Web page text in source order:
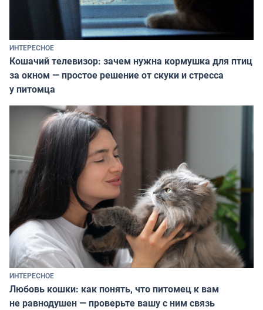
ИНТЕРЕСНОЕ
Кошачий телевизор: зачем нужна кормушка для птиц
за окном — простое решение от скуки и стресса
у питомца
ИНТЕРЕСНОЕ
Любовь кошки: как понять, что питомец к вам
не равнодушен — проверьте вашу с ним связь